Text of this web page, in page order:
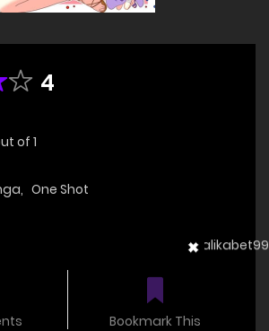
4
of1
, One Shot
Bookmark This